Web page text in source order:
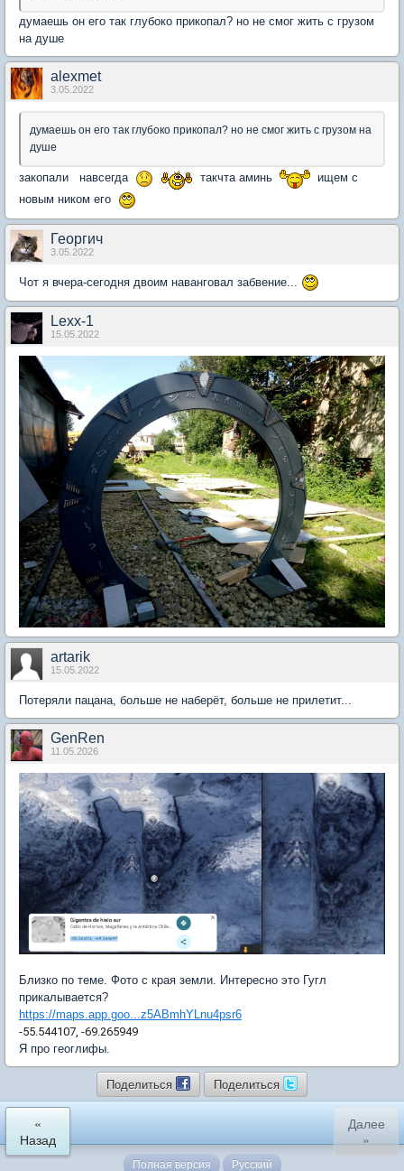
думаешь он его так глубоко прикопал? но не смог жить с грузом
на душе
alexmet
3.05.2022
думаешь он его так глубоко прикопал? но не смог жить с грузом на
душе
закопали навсегда такчта аминь
ищем с
новым ником его
Георгич
3.05.2022
Чот я вчера-сегодня двоим наванговал забвение...
Lexx-1
15.05.2022
artarik
15.05.2022
Потеряли пацана, больше не наберёт, больше не прилетит...
GenRen
11.05.2026
Близко по теме. Фото с края земли. Интересно это Гугл
прикалывается?
https://maps.app.goo...z5ABmhYLnu4psr6
-55.544107, -69.265949
Я про геоглифы.
Поделиться Поделиться
«
Назад
Далее
»
Полная версия Русский